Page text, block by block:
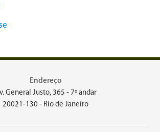
Endereço
General Justo, 365 - 7º andar
20021-130 - Rio de Janeiro